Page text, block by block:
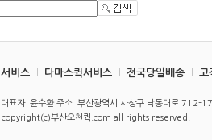
비스 다마스퀵서비스 전국당일배송 고
대표자: 윤수환 주소: 부산광역시 사상구 낙동대로
부산오천퀵.com all rights reserved.